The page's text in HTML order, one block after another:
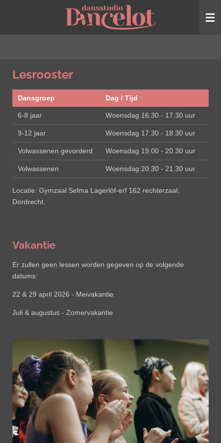
Lesrooster
Dansgroep Dag / Tijd
6-8 jaar Woensdag 16.30 - 17.30 uur
9-12 jaar Woensdag 17.30 - 18.30 uur
Volwassenen gevorderd Woensdag 19.00 - 20.30 uur
Volwassenen Woensdag 20.30 - 21.30 uur
Locatie: Gymzaal Selma Lagerlöf-erf 162 rechterzaal,
Dordrecht.
Vakantie
Er zullen geen lessen worden gegeven op de volgende
datums:
22 & 29 april 2026 - Meivakantie
Juli & augustus - Zomervakantie